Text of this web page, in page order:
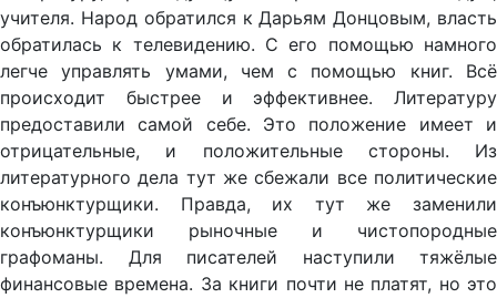
учителя. Народ обратился к Дарьям Донцовым, власть
обратилась к телевидению. С его помощью намного
легче управлять умами, чем с помощью книг. Всё
происходит быстрее и эффективнее. Литературу
предоставили самой себе. Это положение имеет и
отрицательные, и положительные стороны. Из
литературного дела тут же сбежали все политические
конъюнктурщики. Правда, их тут же заменили
конъюнктурщики рыночные и чистопородные
графоманы. Для писателей наступили тяжёлые
финансовые времена. За книги почти не платят, но это